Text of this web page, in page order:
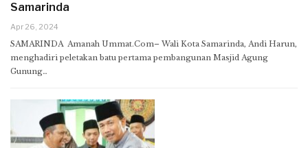
Samarinda
Apr 26, 2024
SAMARINDA Amanah Ummat.Com– Wali Kota Samarinda, Andi Harun,
menghadiri peletakan batu pertama pembangunan Masjid Agung
Gunung…